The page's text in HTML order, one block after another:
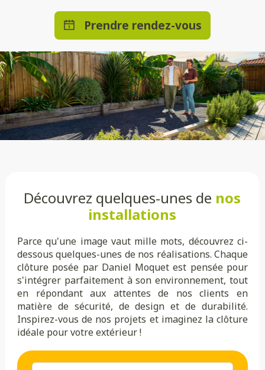
Prendre rendez-vous
Découvrez quelques-unes de nos
installations
Parce qu'une image vaut mille mots, découvrez ci-
dessous quelques-unes de nos réalisations. Chaque
clôture posée par Daniel Moquet est pensée pour
s'intégrer parfaitement à son environnement, tout
en répondant aux attentes de nos clients en
matière de sécurité, de design et de durabilité.
Inspirez-vous de nos projets et imaginez la clôture
idéale pour votre extérieur !